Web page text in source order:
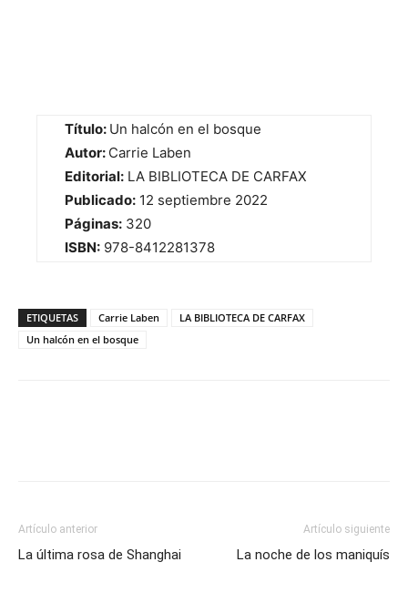
Título: Un halcón en el bosque
Autor: Carrie Laben
Editorial: LA BIBLIOTECA DE CARFAX
Publicado: 12 septiembre 2022
Páginas: 320
ISBN: 978-8412281378
ETIQUETAS Carrie Laben
LA BIBLIOTECA DE CARFAX
Un halcón en el bosque
Artículo anterior
La última rosa de Shanghai
Artículo siguiente
La noche de los maniquís